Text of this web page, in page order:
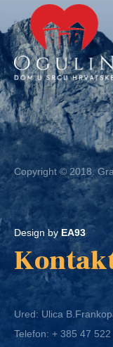
Copyright © 2018.
Design by EA93
Ured: Ulica
Telefon: + 385 47 522